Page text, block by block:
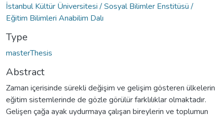
İstanbul Kültür Üniversitesi / Sosyal Bilimler Enstitüsü /
Eğitim Bilimleri Anabilim Dalı
Type
masterThesis
Abstract
Zaman içerisinde sürekli değişim ve gelişim gösteren ülkelerin
eğitim sistemlerinde de gözle görülür farklılıklar olmaktadır.
Gelişen çağa ayak uydurmaya çalışan bireylerin ve toplumun